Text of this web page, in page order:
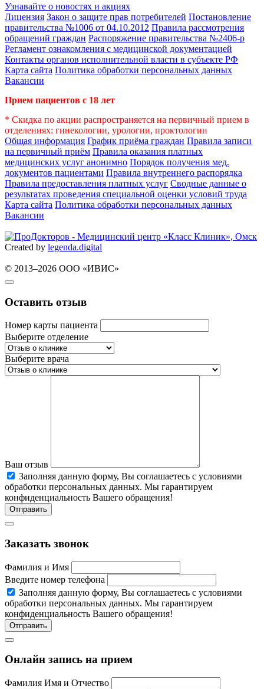
Узнавайте о новостях и акциях
Лицензия Закон о защите прав потребителей Постановление
правительства №1006 от 04.10.2012 Правила рассмотрения
обращений граждан Распоряжение правительства №2406-р
Регламент ознакомления с медицинской документацией
Контакты органов исполнительной власти в субъекте РФ
Карта сайта Политика обработки персональных данных
Вакансии
Прием пациентов с 18 лет
* Скидка по акции распространяется на первичный прием в
отделениях: гинекологии, урологии, проктологии
Общая информация График приёма граждан Правила записи
на первичный приём Правила оказания платных
медицинских услуг анонимно Порядок получения мед.
документов пациентами Правила внутреннего распорядка
Правила предоставления платных услуг Сводные данные о
результатах проведения специальной оценки условий труда
Карта сайта Политика обработки персональных данных
Вакансии
Created by legenda.digital
© 2013–2026 ООО «ИВИС»
Оставить отзыв
Номер карты пациента
Выберите отделение
Выберите врача
Ваш отзыв
Заполняя данную форму, Вы соглашаетесь c условиями
обработки персональных данных. Мы гарантируем
конфиденциальность Вашего обращения!
Отправить
Заказать звонок
Фамилия и Имя
Введите номер телефона
Заполняя данную форму, Вы соглашаетесь c условиями
обработки персональных данных. Мы гарантируем
конфиденциальность Вашего обращения!
Отправить
Онлайн запись на прием
Фамилия Имя и Отчество